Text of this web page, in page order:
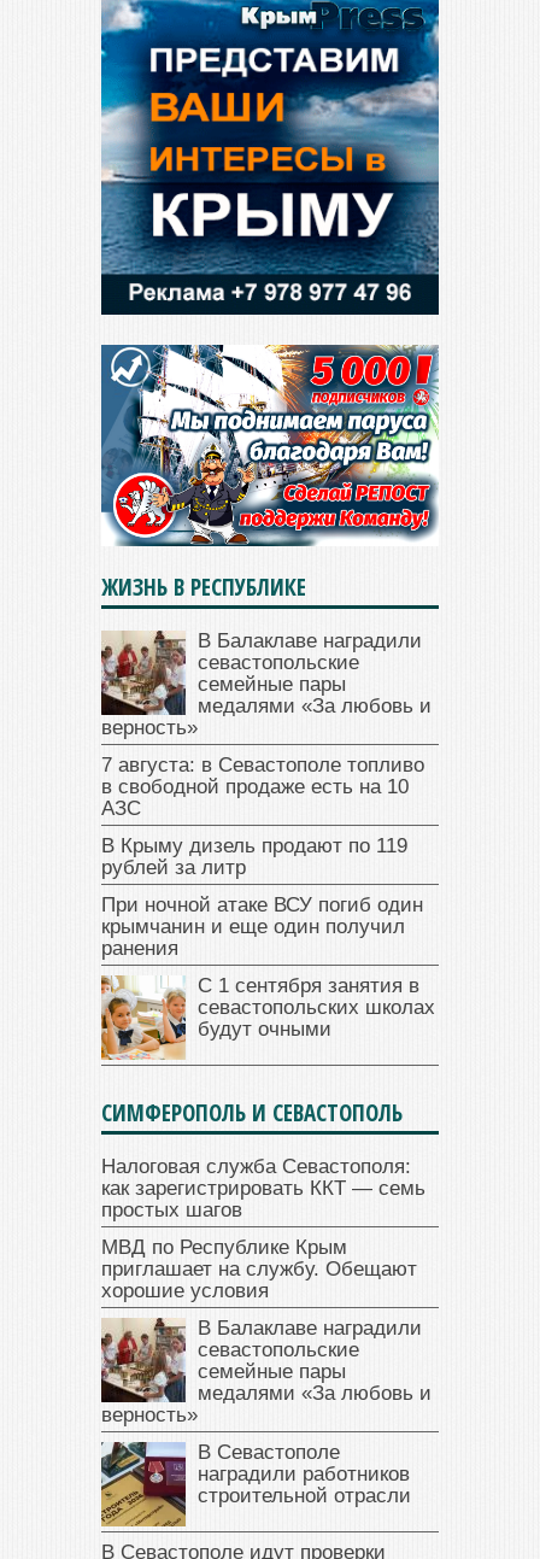
ЖИЗНЬ В РЕСПУБЛИКЕ
В Балаклаве наградили
севастопольские
семейные пары
медалями «За любовь и
верность»
7 августа: в Севастополе топливо
в свободной продаже есть на 10
АЗС
В Крыму дизель продают по 119
рублей за литр
При ночной атаке ВСУ погиб один
крымчанин и еще один получил
ранения
С 1 сентября занятия в
севастопольских школах
будут очными
СИМФЕРОПОЛЬ И СЕВАСТОПОЛЬ
Налоговая служба Севастополя:
как зарегистрировать ККТ — семь
простых шагов
МВД по Республике Крым
приглашает на службу. Обещают
хорошие условия
В Балаклаве наградили
севастопольские
семейные пары
медалями «За любовь и
верность»
В Севастополе
наградили работников
строительной отрасли
В Севастополе идут проверки